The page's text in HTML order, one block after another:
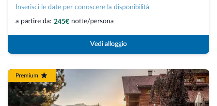
Inserisci le date per conoscere la disponibilità
a partire da: 245€ notte/persona
Vedi alloggio
Premium